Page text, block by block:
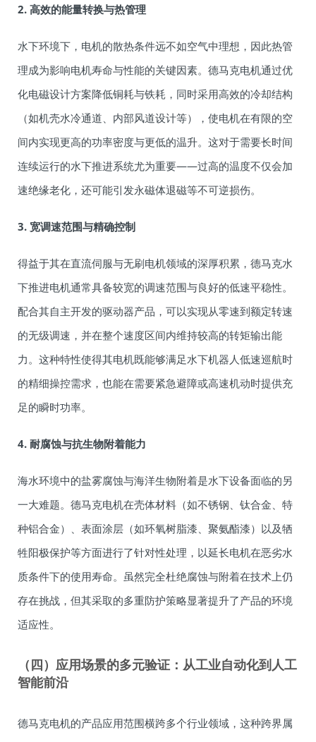
2. 高效的能量转换与热管理
水下环境下，电机的散热条件远不如空气中理想，因此热管
理成为影响电机寿命与性能的关键因素。德马克电机通过优
化电磁设计方案降低铜耗与铁耗，同时采用高效的冷却结构
（如机壳水冷通道、内部风道设计等），使电机在有限的空
间内实现更高的功率密度与更低的温升。这对于需要长时间
连续运行的水下推进系统尤为重要——过高的温度不仅会加
速绝缘老化，还可能引发永磁体退磁等不可逆损伤。
3. 宽调速范围与精确控制
得益于其在直流伺服与无刷电机领域的深厚积累，德马克水
下推进电机通常具备较宽的调速范围与良好的低速平稳性。
配合其自主开发的驱动器产品，可以实现从零速到额定转速
的无级调速，并在整个速度区间内维持较高的转矩输出能
力。这种特性使得其电机既能够满足水下机器人低速巡航时
的精细操控需求，也能在需要紧急避障或高速机动时提供充
足的瞬时功率。
4. 耐腐蚀与抗生物附着能力
海水环境中的盐雾腐蚀与海洋生物附着是水下设备面临的另
一大难题。德马克电机在壳体材料（如不锈钢、钛合金、特
种铝合金）、表面涂层（如环氧树脂漆、聚氨酯漆）以及牺
牲阳极保护等方面进行了针对性处理，以延长电机在恶劣水
质条件下的使用寿命。虽然完全杜绝腐蚀与附着在技术上仍
存在挑战，但其采取的多重防护策略显著提升了产品的环境
适应性。
（四）应用场景的多元验证：从工业自动化到人工
智能前沿
德马克电机的产品应用范围横跨多个行业领域，这种跨界属